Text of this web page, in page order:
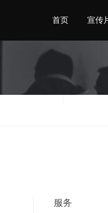
首页 宣传
服务